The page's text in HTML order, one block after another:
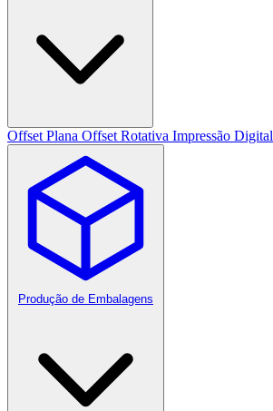
Offset Plana Offset Rotativa Impressão Digital
Produção de Embalagens